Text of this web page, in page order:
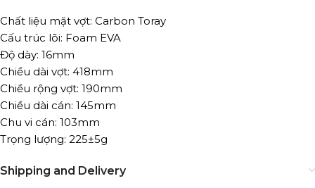
Chất liệu mặt vợt: Carbon Toray
Cấu trúc lõi: Foam EVA
Độ dày: 16mm
Chiều dài vợt: 418mm
Chiều rộng vợt: 190mm
Chiều dài cán: 145mm
Chu vi cán: 103mm
Trọng lượng: 225±5g
Shipping and Delivery